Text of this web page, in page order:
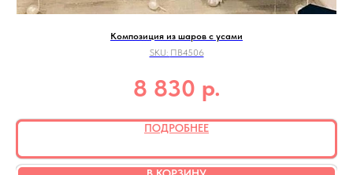
Композиция из шаров с усами
SKU: ПВ4506
8 830 р.
ПОДРОБНЕЕ